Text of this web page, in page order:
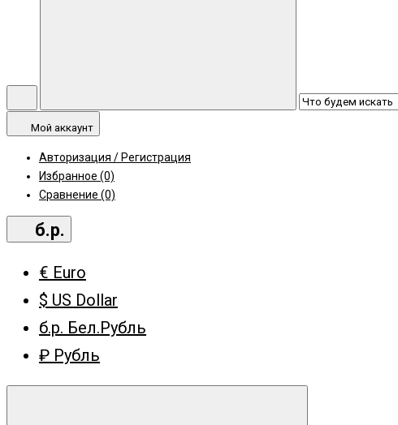
Мой аккаунт
Авторизация / Регистрация
Избранное (0)
Сравнение (0)
б.р.
€ Euro
$ US Dollar
б.р. Бел.Рубль
₽ Рубль